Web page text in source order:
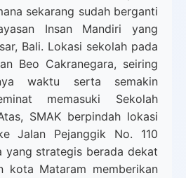
sekarang sudah berganti
Insan Mandiri yang
Bali. Lokasi sekolah pada
Beo Cakranegara, seiring
waktu serta semakin
memasuki Sekolah
SMAK berpindah lokasi
Jalan Pejanggik No. 110
yang strategis berada dekat
kota Mataram memberikan